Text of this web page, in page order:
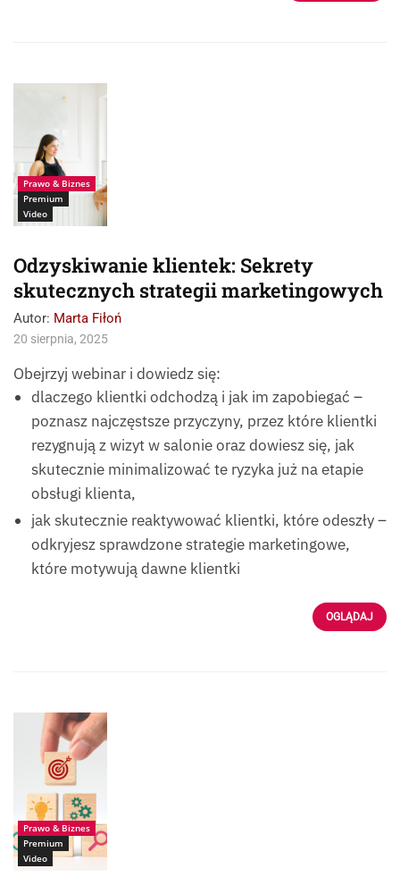
Prawo & Biznes
Premium
Video
Odzyskiwanie klientek: Sekrety
skutecznych strategii marketingowych
Autor: Marta Fiłoń
20 sierpnia, 2025
Obejrzyj webinar i dowiedz się:
dlaczego klientki odchodzą i jak im zapobiegać –
poznasz najczęstsze przyczyny, przez które klientki
rezygnują z wizyt w salonie oraz dowiesz się, jak
skutecznie minimalizować te ryzyka już na etapie
obsługi klienta,
jak skutecznie reaktywować klientki, które odeszły –
odkryjesz sprawdzone strategie marketingowe,
które motywują dawne klientki
OGLĄDAJ
Źródło:
Istock_marchmeena2
Prawo & Biznes
Premium
Video